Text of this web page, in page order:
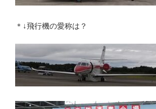
＊↓飛行機の愛称は？